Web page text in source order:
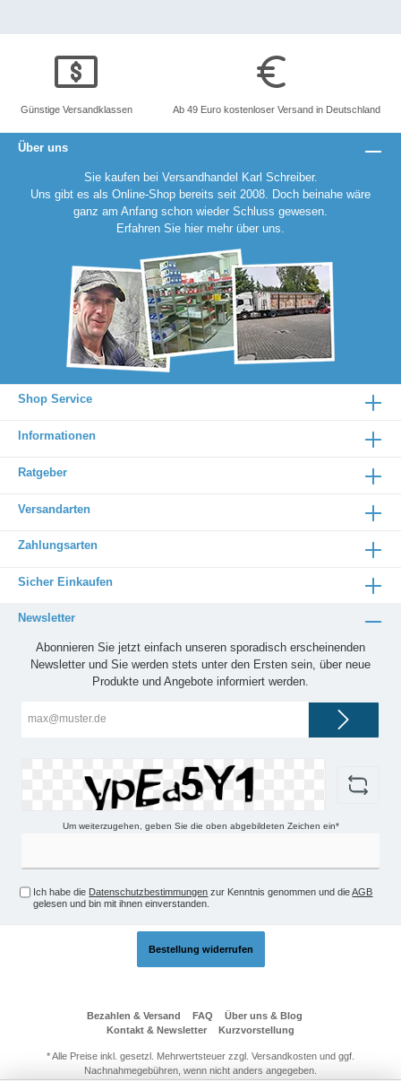
Günstige Versandklassen Ab 49 Euro kostenloser Versand in Deutschland
Über uns
Sie kaufen bei Versandhandel Karl Schreiber.
Uns gibt es als Online-Shop bereits seit 2008. Doch beinahe wäre
ganz am Anfang schon wieder Schluss gewesen.
Erfahren Sie hier mehr über uns.
Shop Service
Informationen
Ratgeber
Versandarten
Zahlungsarten
Sicher Einkaufen
Newsletter
Abonnieren Sie jetzt einfach unseren sporadisch erscheinenden
Newsletter und Sie werden stets unter den Ersten sein, über neue
Produkte und Angebote informiert werden.
Um weiterzugehen, geben Sie die oben abgebildeten Zeichen ein*
Ich habe die Datenschutzbestimmungen zur Kenntnis genommen und dieAGB
gelesen und bin mit ihnen einverstanden.
Bestellung widerrufen
Bezahlen & Versand FAQ
Über uns & Blog
Kontakt & Newsletter
Kurzvorstellung
* Alle Preise inkl. gesetzl. Mehrwertsteuer zzgl. Versandkosten und ggf.
Nachnahmegebühren, wenn nicht anders angegeben.